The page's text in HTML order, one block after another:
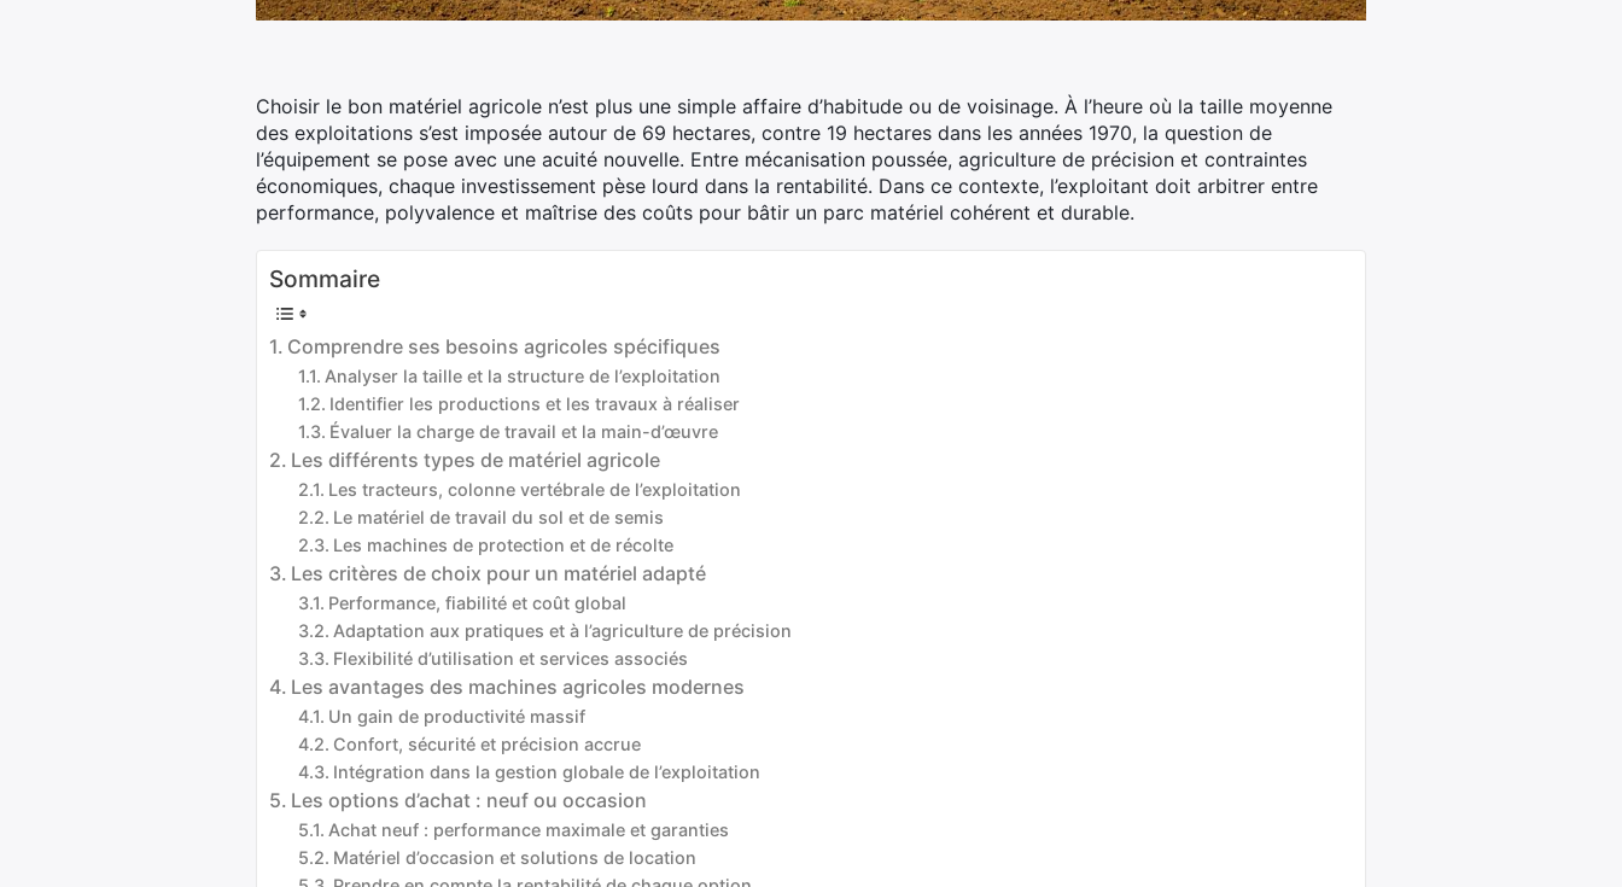
Choisir le bon matériel agricole n’est plus une simple affaire d’habitude ou de voisinage. À l’heure où la taille moyenne
des exploitations s’est imposée autour de 69 hectares, contre 19 hectares dans les années 1970, la question de
l’équipement se pose avec une acuité nouvelle. Entre mécanisation poussée, agriculture de précision et contraintes
économiques, chaque investissement pèse lourd dans la rentabilité. Dans ce contexte, l’exploitant doit arbitrer entre
performance, polyvalence et maîtrise des coûts pour bâtir un parc matériel cohérent et durable.
Sommaire
Comprendre ses besoins agricoles spécifiques
Analyser la taille et la structure de l’exploitation
Identifier les productions et les travaux à réaliser
Évaluer la charge de travail et la main-d’œuvre
Les différents types de matériel agricole
Les tracteurs, colonne vertébrale de l’exploitation
Le matériel de travail du sol et de semis
Les machines de protection et de récolte
Les critères de choix pour un matériel adapté
Performance, fiabilité et coût global
Adaptation aux pratiques et à l’agriculture de précision
Flexibilité d’utilisation et services associés
Les avantages des machines agricoles modernes
Un gain de productivité massif
Confort, sécurité et précision accrue
Intégration dans la gestion globale de l’exploitation
Les options d’achat : neuf ou occasion
Achat neuf : performance maximale et garanties
Matériel d’occasion et solutions de location